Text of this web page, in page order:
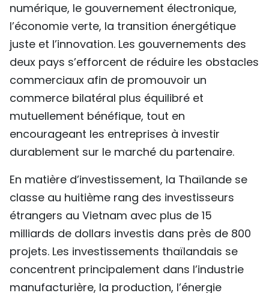
numérique, le gouvernement électronique,
l’économie verte, la transition énergétique
juste et l’innovation. Les gouvernements des
deux pays s’efforcent de réduire les obstacles
commerciaux afin de promouvoir un
commerce bilatéral plus équilibré et
mutuellement bénéfique, tout en
encourageant les entreprises à investir
durablement sur le marché du partenaire.
En matière d’investissement, la Thaïlande se
classe au huitième rang des investisseurs
étrangers au Vietnam avec plus de 15
milliards de dollars investis dans près de 800
projets. Les investissements thaïlandais se
concentrent principalement dans l’industrie
manufacturière, la production, l’énergie